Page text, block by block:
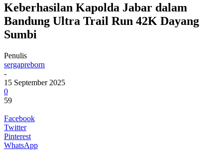
Keberhasilan Kapolda Jabar dalam
Bandung Ultra Trail Run 42K Dayang
Sumbi
Penulis
sergapreborn
-
15 September 2025
0
59
Facebook
Twitter
Pinterest
WhatsApp